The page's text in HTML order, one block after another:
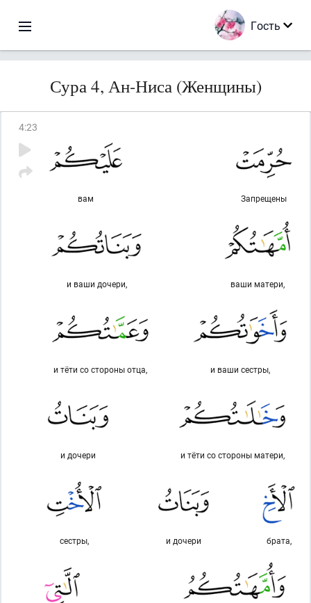
Гость
Сура 4, Ан-Ниса (Женщины)
4:23
Запрещены
вам
ваши матери,
и ваши дочери,
и ваши сестры,
и тёти со стороны отца,
и тёти со стороны матери,
и дочери
брата,
и дочери
сестры,